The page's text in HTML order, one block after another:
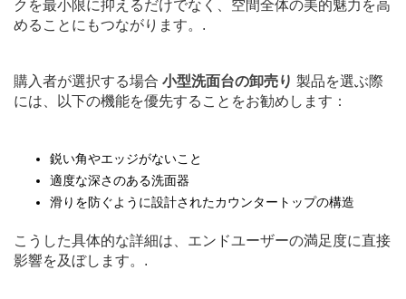
クを最小限に抑えるだけでなく、空間全体の美的魅力を高
めることにもつながります。.
購入者が選択する場合 小型洗面台の卸売り 製品を選ぶ際
には、以下の機能を優先することをお勧めします：
鋭い角やエッジがないこと
適度な深さのある洗面器
滑りを防ぐように設計されたカウンタートップの構造
こうした具体的な詳細は、エンドユーザーの満足度に直接
影響を及ぼします。.